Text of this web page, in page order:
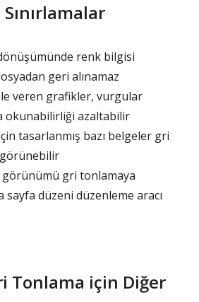
renk bilgisi
geri alınamaz
veren grafikler, vurgular
okunabilirliği azaltabilir
tasarlanmış bazı belgeler gri
görünümü gri tonlamaya
sayfa düzeni düzenleme aracı
Tonlama için Diğer